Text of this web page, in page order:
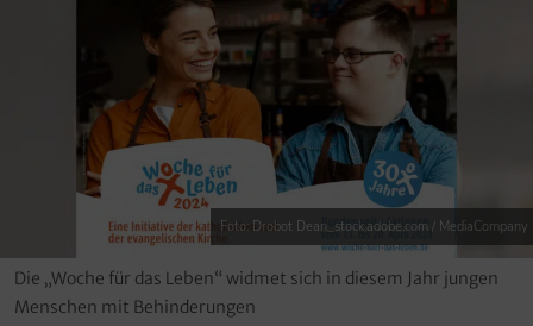
Foto: Drobot Dean_stock.adobe.com / MediaCompany
Die „Woche für das Leben“ widmet sich in diesem Jahr jungen
Menschen mit Behinderungen